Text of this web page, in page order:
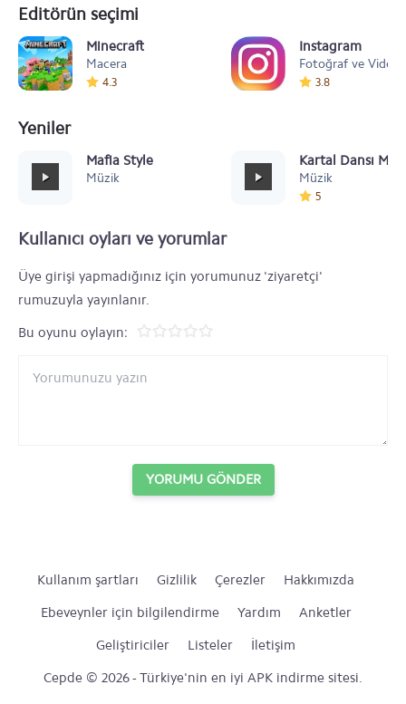
Editörün seçimi
Minecraft
Macera
4.3
Instagram
Fotoğraf ve Video
3.8
Yeniler
Mafia Style
Müzik
Kartal Dansı
Müzik
5
Kullanıcı oyları ve yorumlar
Üye girişi yapmadığınız için yorumunuz 'ziyaretçi'
rumuzuyla yayınlanır.
Bu oyunu oylayın:
YORUMU GÖNDER
Kullanım şartları Gizlilik Çerezler
Hakkımızda
Ebeveynler için bilgilendirme
Yardım
Anketler
Geliştiriciler
Listeler
İletişim
Cepde © 2026 - Türkiye'nin en iyi APK indirme sitesi.